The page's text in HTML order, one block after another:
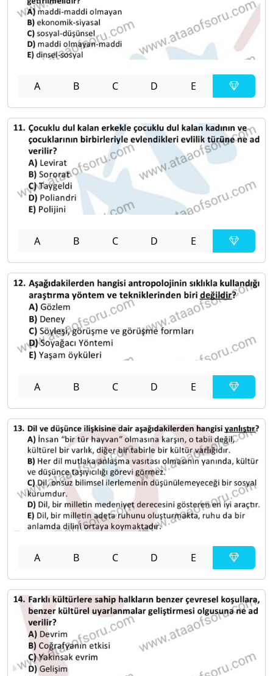
A B C D E
A B C D E
A B C D E
A B C D E